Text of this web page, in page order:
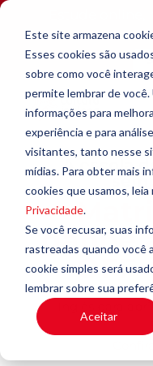
Este site armazena
Esses cookies são
sobre como você
permite lembrar de você.
informações para
experiência e para
visitantes, tanto nesse
mídias. Para obter mais
cookies que usamos, leia
Privacidade.
Se você recusar, suas
rastreadas quando você
cookie simples será
lembrar sobre sua
Aceitar
Estude
A escola
ganhe
OFF
Inglês para